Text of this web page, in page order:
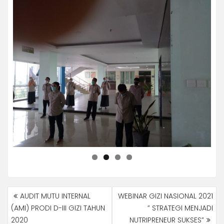
NAVIGASI
POSAUDIT MUTU INTERNAL
(AMI) PRODI D-III GIZI TAHUN
2020
WEBINAR GIZI NASIONAL 2021
” STRATEGI MENJADI
NUTRIPRENEUR SUKSES”